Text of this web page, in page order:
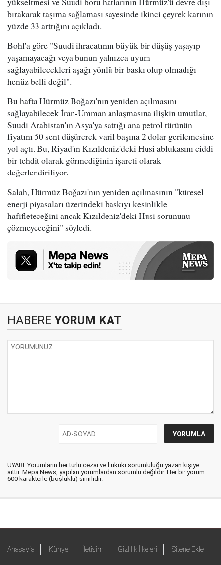
bırakarak taşıma sağlaması sayesinde ikinci çeyrek karının
yüzde 33 arttığını açıkladı.
Bohl'a göre "Suudi ihracatının büyük bir düşüş yaşayıp
yaşamayacağı veya bunun yalnızca uyum
sağlayabilecekleri aşağı yönlü bir baskı olup olmadığı
henüz belli değil".
Bu hafta Hürmüz Boğazı'nın yeniden açılmasını
sağlayabilecek İran-Umman anlaşmasına ilişkin umutlar,
Suudi Arabistan'ın Asya'ya sattığı ana petrol türünün
fiyatını 50 sent düşürerek varil başına 2 dolar gerilemesine
yol açtı. Bu, Riyad'ın Kızıldeniz'deki Husi ablukasını ciddi
bir tehdit olarak görmediğinin işareti olarak
değerlendiriliyor.
Salah, Hürmüz Boğazı'nın yeniden açılmasının "küresel
enerji piyasaları üzerindeki baskıyı kesinlikle
hafifleteceğini ancak Kızıldeniz'deki Husi sorununu
çözmeyeceğini" söyledi.
HABERE YORUM KAT
UYARI: Yorumların her türlü cezai ve hukuki sorumluluğu yazan kişiye
aittir. Mepa News, yapılan yorumlardan sorumlu değildir. Her bir yorum
600 karakterle (boşluklu) sınırlıdır.
Anasayfa Künye İletişim Gizlilik İlkeleri Sitene Ekle